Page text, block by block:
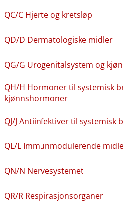
QC​/​C Hjerte og kretsløp
QD​/​D Dermatologiske midler
QG​/​G Urogenitalsystem og
QH​/​H Hormoner til systemisk
kjønnshormoner
QJ​/​J Antiinfektiver til systemisk
QL​/​L Immunmodulerende
QN​/​N Nervesystemet
QR​/​R Respirasjonsorganer